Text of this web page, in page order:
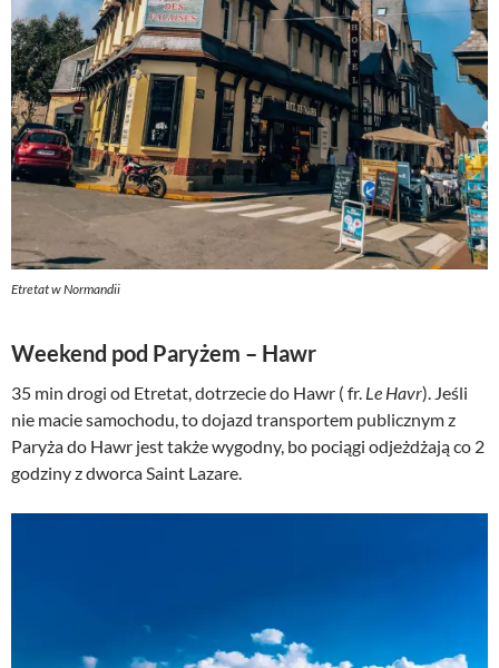
Etretat w Normandii
Weekend pod Paryżem – Hawr
35 min drogi od Etretat, dotrzecie do Hawr ( fr. Le Havr). Jeśli
nie macie samochodu, to dojazd transportem publicznym z
Paryża do Hawr jest także wygodny, bo pociągi odjeżdżają co 2
godziny z dworca Saint Lazare.